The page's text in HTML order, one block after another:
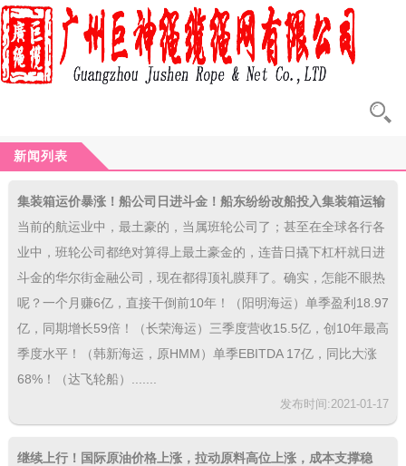
新闻列表
集装箱运价暴涨！船公司日进斗金！船东纷纷改船投入集装箱运输
市场。中国外贸爆棚！
当前的航运业中，最土豪的，当属班轮公司了；甚至在全球各行各
业中，班轮公司都绝对算得上最土豪金的，连昔日撬下杠杆就日进
斗金的华尔街金融公司，现在都得顶礼膜拜了。确实，怎能不眼热
呢？一个月赚6亿，直接干倒前10年！（阳明海运）单季盈利18.97
亿，同期增长59倍！（长荣海运）三季度营收15.5亿，创10年最高
季度水平！（韩新海运，原HMM）单季EBITDA 17亿，同比大涨
68%！（达飞轮船）.......
发布时间:2021-01-17
继续上行！国际原油价格上涨，拉动原料高位上涨，成本支撑稳